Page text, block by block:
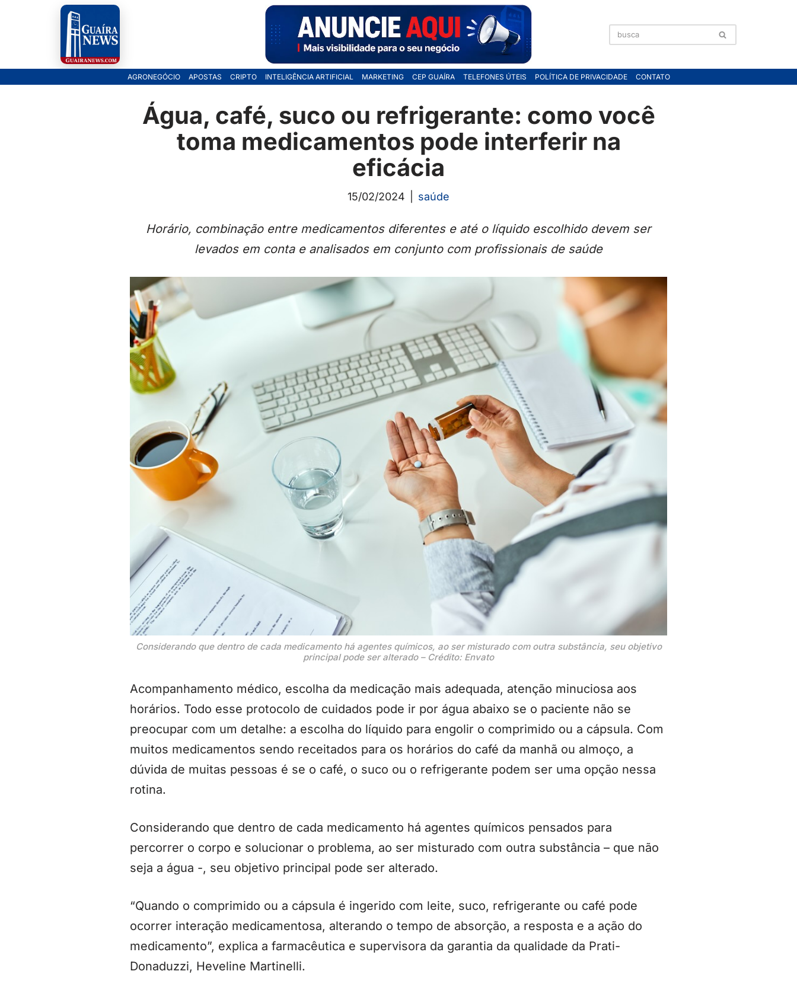
AGRONEGÓCIO APOSTAS CRIPTO INTELIGÊNCIA ARTIFICIAL MARKETING CEP GUAÍRA TELEFONES ÚTEIS POLÍTICA DE PRIVACIDADE CONTATO
Água, café, suco ou refrigerante: como você
toma medicamentos pode interferir na
eficácia
15/02/2024 saúde
Horário, combinação entre medicamentos diferentes e até o líquido escolhido devem ser
levados em conta e analisados em conjunto com profissionais de saúde
Considerando que dentro de cada medicamento há agentes químicos, ao ser misturado com outra substância, seu objetivo
principal pode ser alterado – Crédito: Envato
Acompanhamento médico, escolha da medicação mais adequada, atenção minuciosa aos
horários. Todo esse protocolo de cuidados pode ir por água abaixo se o paciente não se
preocupar com um detalhe: a escolha do líquido para engolir o comprimido ou a cápsula. Com
muitos medicamentos sendo receitados para os horários do café da manhã ou almoço, a
dúvida de muitas pessoas é se o café, o suco ou o refrigerante podem ser uma opção nessa
rotina.
Considerando que dentro de cada medicamento há agentes químicos pensados para
percorrer o corpo e solucionar o problema, ao ser misturado com outra substância – que não
seja a água -, seu objetivo principal pode ser alterado.
“Quando o comprimido ou a cápsula é ingerido com leite, suco, refrigerante ou café pode
ocorrer interação medicamentosa, alterando o tempo de absorção, a resposta e a ação do
medicamento”, explica a farmacêutica e supervisora da garantia da qualidade da Prati-
Donaduzzi, Heveline Martinelli.